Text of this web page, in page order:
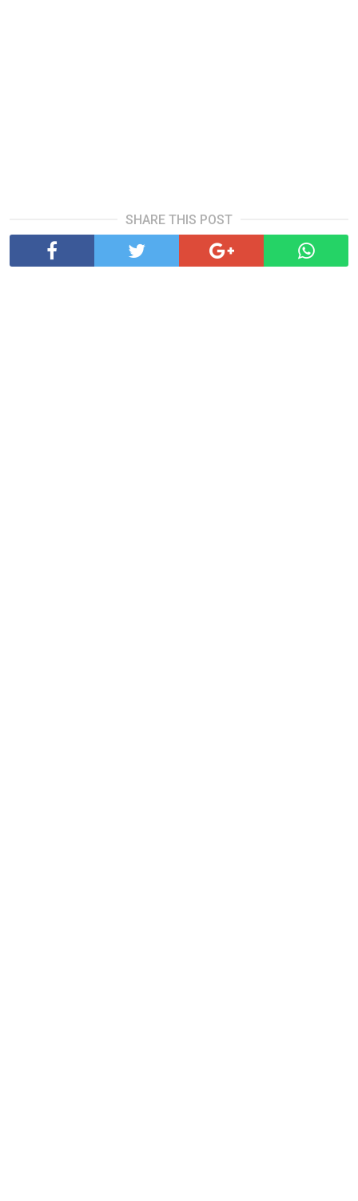
SHARE THIS POST